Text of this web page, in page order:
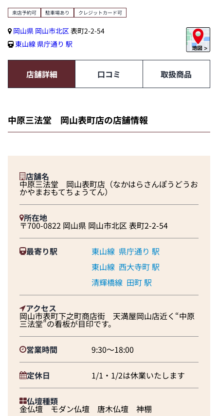
来店予約可 駐車場あり クレジットカード可
岡山県 岡山市北区表町2-2-54
東山線 県庁通り 駅
店舗詳細 口コミ 取扱商品
中原三法堂 岡山表町店の店舗情報
店舗名
中原三法堂 岡山表町店（なかはらさんぽうどうお
かやまおもてちょうてん）
所在地
〒700-0822 岡山県 岡山市北区 表町2-2-54
最寄り駅 東山線 県庁通り 駅
東山線 西大寺町 駅
清輝橋線 田町 駅
アクセス
岡山市表町下之町商店街 天満屋岡山店近く“中原
三法堂”の看板が目印です。
営業時間 9:30～18:00
定休日 1/1・1/2は休業いたします
仏壇種類
金仏壇 モダン仏壇 唐木仏壇 神棚